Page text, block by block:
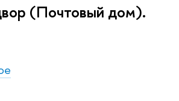
(Почтовый дом).